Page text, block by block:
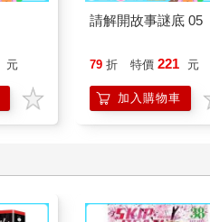
元
請解開故事謎底 05
79 折 特價 221 元
加入購物車